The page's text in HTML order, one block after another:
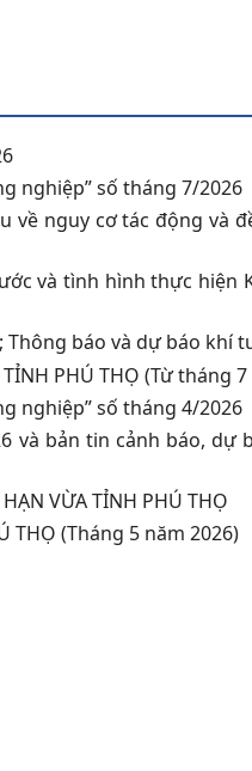
nghiệp” số tháng 7/2026
về nguy cơ tác động và
và tình hình thực hiện
báo và dự báo khí
TỈNH PHÚ THỌ (Từ tháng
nghiệp” số tháng 4/2026
và bản tin cảnh báo, dự
VỪA TỈNH PHÚ THỌ
THỌ (Tháng 5 năm 2026)